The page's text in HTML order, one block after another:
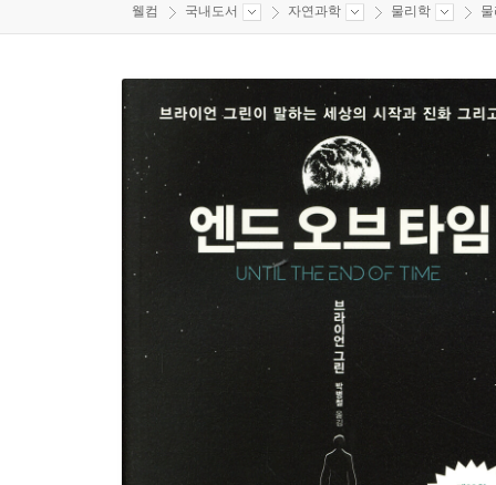
웰컴 국내도서 자연과학 물리학